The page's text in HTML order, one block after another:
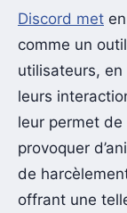
Discord met
comme un
utilisateurs,
leurs
leur permet
provoquer
de
offrant une